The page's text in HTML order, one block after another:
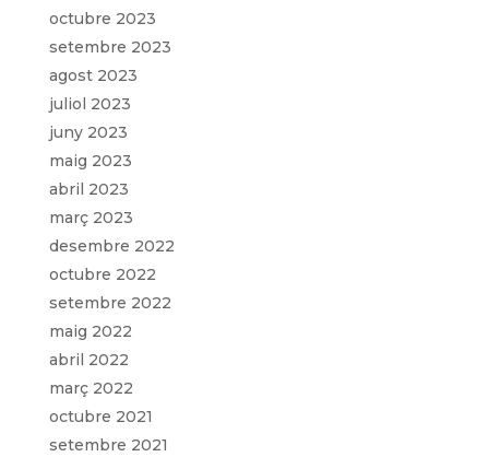
octubre 2023
setembre 2023
agost 2023
juliol 2023
juny 2023
maig 2023
abril 2023
març 2023
desembre 2022
octubre 2022
setembre 2022
maig 2022
abril 2022
març 2022
octubre 2021
setembre 2021